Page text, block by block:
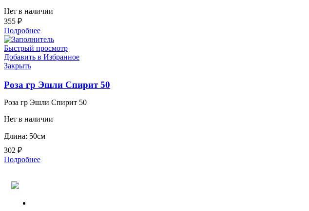
Нет в наличии
355 ₽
Подробнее
Быстрый просмотр
Добавить в Избранное
Закрыть
Роза гр Эшли Спирит 50
Роза гр Эшли Спирит 50
Нет в наличии
Длина: 50см
302 ₽
Подробнее